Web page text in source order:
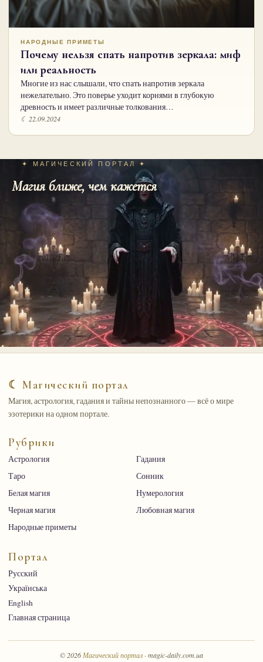
НАРОДНЫЕ ПРИМЕТЫ
Почему нельзя спать напротив зеркала: миф
или реальность
Многие из нас слышали, что спать напротив зеркала
нежелательно. Это поверье уходит корнями в глубокую
древность и имеет различные толкования…
☾ 22.09.2024
✦ МАГИЧЕСКИЙ ПОРТАЛ ✦
Магия ближе, чем кажется
☾ Магический портал
Магия, астрология, гадания и тайны непознанного — всё о мире
эзотерики на одном портале.
Рубрики
Астрология
Гадания
Таро
Сонник
Белая магия
Нумерология
Черная магия
Любовная магия
Народные приметы
Портал
Русский
Українська
English
Главная страница
© 2026 Магический портал · magic-daily.com.ua